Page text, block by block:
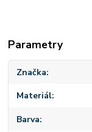
Parametry
Značka
Materiál
Barva